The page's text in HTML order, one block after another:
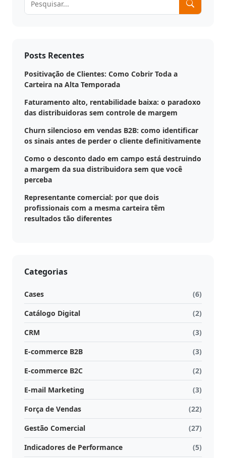
Posts Recentes
Positivação de Clientes: Como Cobrir Toda a
Carteira na Alta Temporada
Faturamento alto, rentabilidade baixa: o paradoxo
das distribuidoras sem controle de margem
Churn silencioso em vendas B2B: como identificar
os sinais antes de perder o cliente definitivamente
Como o desconto dado em campo está destruindo
a margem da sua distribuidora sem que você
perceba
Representante comercial: por que dois
profissionais com a mesma carteira têm
resultados tão diferentes
Categorias
Cases
(6)
Catálogo Digital
(2)
CRM
(3)
E-commerce B2B
(3)
E-commerce B2C
(2)
E-mail Marketing
(3)
Força de Vendas
(22)
Gestão Comercial
(27)
Indicadores de Performance
(5)